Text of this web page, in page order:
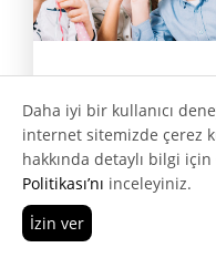
Hemen Ara
Planet
Web
Reklam
Daha iyi bir kullanıcı
internet sitemizde çerez
hakkında detaylı bilgi için
Politikası’nı inceleyiniz.
İzin ver